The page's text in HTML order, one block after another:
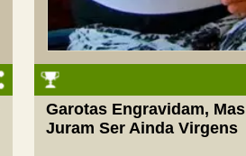
Garotas Engravidam, Mas
Juram Ser Ainda Virgens